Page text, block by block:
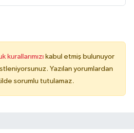
kurallarımızı kabul etmiş bulunuyor
Yazılan yorumlardan
sorumlu tutulamaz.